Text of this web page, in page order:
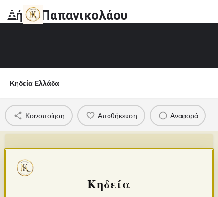
Δήμο Παπανικολάου
Κηδεία Ελλάδα
Κοινοποίηση Αποθήκευση Αναφορά
Κηδεία